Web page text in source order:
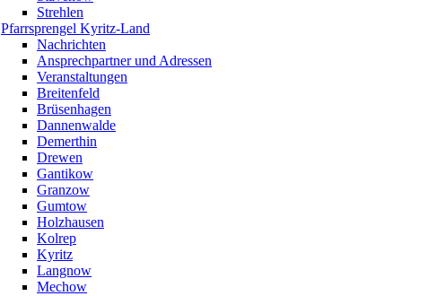
Strehlen
Pfarrsprengel Kyritz-Land
Nachrichten
Ansprechpartner und Adressen
Veranstaltungen
Breitenfeld
Brüsenhagen
Dannenwalde
Demerthin
Drewen
Gantikow
Granzow
Gumtow
Holzhausen
Kolrep
Kyritz
Langnow
Mechow